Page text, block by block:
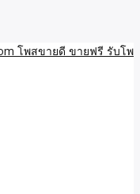
ที่ดิน
โพส
พสขาย
หา รับโพสต์ประกาศขาย